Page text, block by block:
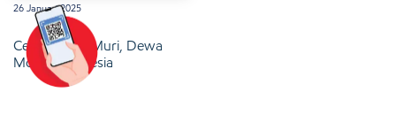
26 Januari 2025
Cetak Rekor Muri, Dewa
Motor Indonesia